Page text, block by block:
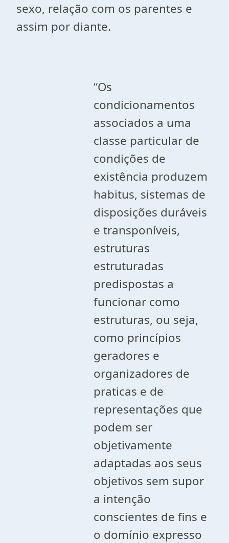
sexo, relação com os parentes e
assim por diante.
“Os
condicionamentos
associados a uma
classe particular de
condições de
existência produzem
habitus, sistemas de
disposições duráveis
e transponíveis,
estruturas
estruturadas
predispostas a
funcionar como
estruturas, ou seja,
como princípios
geradores e
organizadores de
praticas e de
representações que
podem ser
objetivamente
adaptadas aos seus
objetivos sem supor
a intenção
conscientes de fins e
o domínio expresso